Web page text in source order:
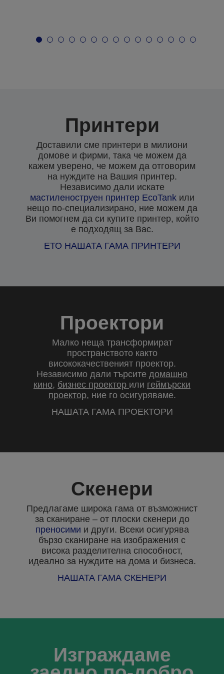
Принтери
Доставили сме принтери в милиони
домове и фирми, така че можем да
кажем уверено, че можем да отговорим
на нуждите на Вашия принтер.
Независимо дали искате
мастиленоструен принтер EcoTankили
нещо по-специализирано, ние можем да
Ви помогнем да си купите принтер, който
е подходящ за Вас.
ЕТО НАШАТА ГАМА ПРИНТЕРИ
Проектори
Малко неща трансформират
пространството както
висококачественият проектор.
Независимо дали търсите домашно
кино, бизнес проектор или геймърски
проектор, ние го осигуряваме.
НАШАТА ГАМА ПРОЕКТОРИ
Скенери
Предлагаме широка гама от възможнист
за сканиране – от плоски скенери до
преносими и други. Всеки осигурява
бързо сканиране на изображения с
висока разделителна способност,
идеално за нуждите на дома и бизнеса.
НАШАТА ГАМА СКЕНЕРИ
Изграждаме